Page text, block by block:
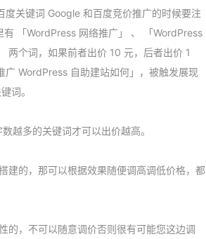
关键词 Google 和百度竞价推广的时候要注
「WordPress 网络推广」 、 「WordPress
两个词，如果前者出价 10 元，后者出价 1
WordPress 自助建站如何」，被触发展现
词。
越多的关键词才可以出价越高。
建的，那可以根据效果随便调高调低价格，都
的，不可以随意调价否则很有可能您这边调